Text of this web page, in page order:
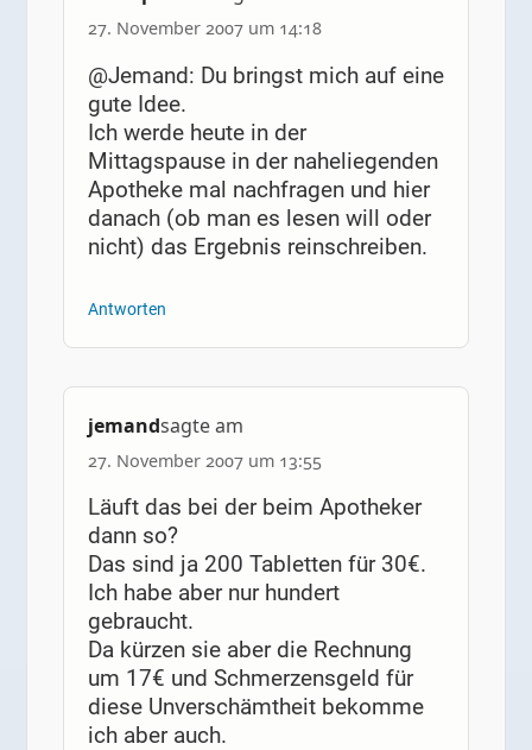
27. November 2007 um 14:18
@Jemand: Du bringst mich auf eine
gute Idee.
Ich werde heute in der
Mittagspause in der naheliegenden
Apotheke mal nachfragen und hier
danach (ob man es lesen will oder
nicht) das Ergebnis reinschreiben.
Antworten
jemandsagte am
27. November 2007 um 13:55
Läuft das bei der beim Apotheker
dann so?
Das sind ja 200 Tabletten für 30€.
Ich habe aber nur hundert
gebraucht.
Da kürzen sie aber die Rechnung
um 17€ und Schmerzensgeld für
diese Unverschämtheit bekomme
ich aber auch.